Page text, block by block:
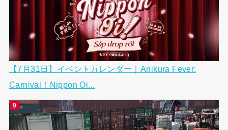
【7月31日】イベントカレンダー｜Anikura Fever:
Carnival！Nippon Oi...